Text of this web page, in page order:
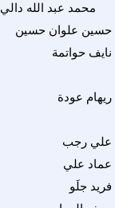
محمد عبد الله دالي
حسين علوان حسين
نايف حواتمة
ريهام عودة
علي رجب
عماد علي
فريد جلَو